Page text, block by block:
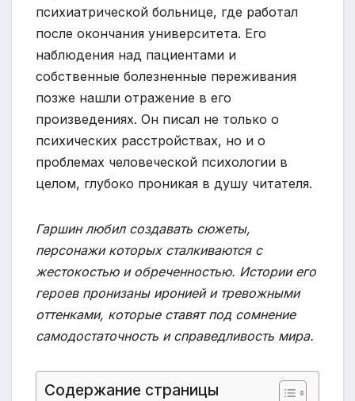
психиатрической больнице, где работал
после окончания университета. Его
наблюдения над пациентами и
собственные болезненные переживания
позже нашли отражение в его
произведениях. Он писал не только о
психических расстройствах, но и о
проблемах человеческой психологии в
целом, глубоко проникая в душу читателя.
Гаршин любил создавать сюжеты,
персонажи которых сталкиваются с
жестокостью и обреченностью. Истории его
героев пронизаны иронией и тревожными
оттенками, которые ставят под сомнение
самодостаточность и справедливость мира.
Содержание страницы